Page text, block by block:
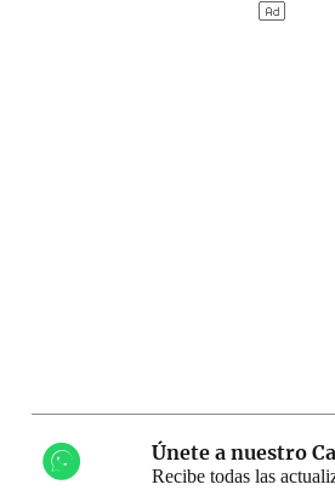
Únete a nuestro
Recibe todas las